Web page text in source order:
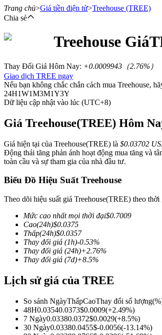
Hợp đồng tương lai
USDT Futures
Futures sử dụng USDT làm tài sản thế chấp
COIN-M Futures
Futures sử dụng token làm tài sản thế chấp
TradFi
Phái sinh cổ phiếu, ngoại hối, kim loại quý
Trang chủ>Giá tiền điện tử>Treehouse (TREE)
Chia sẻ
Treehouse Giá
Thay Đổi Giá Hôm Nay: +0.0009943 （2.76%）
Giao dịch TREE ngay
Nếu bạn không chắc chắn cách mua Treehouse,
24H1W1M3M1Y3Y
Dữ liệu cập nhật vào lúc (UTC+8)
Giá Treehouse(TREE) Hôm
Giá hiện tại của Treehouse(TREE) là $0.03702
Động thái tăng phản ánh hoạt động mua tăng và
toàn cầu và sự tham gia của nhà đầu tư.
Biểu Đồ Hiệu Suất Treehouse
Theo dõi hiệu suất giá Treehouse(TREE) theo thời
Mức cao nhất mọi thời đại$0.7009
Cao(24h)$0.0375
Thấp(24h)$0.0357
Thay đổi giá (1h)-0.53%
Thay đổi giá (24h)+2.76%
Thay đổi giá (7d)+8.5%
Lịch sử giá của TREE
So sánh NgàyThấpCaoThay đổi số lượng
48H0.03540.0373$0.0009(+2.49%)
7 Ngày0.03380.0372$0.0029(+8.5%)
30 Ngày0.03380.0455$-0.0056(-13.14%)